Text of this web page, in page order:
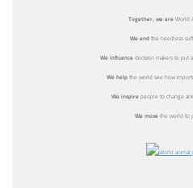
Together, we are World
We end the needless
We influence decision makers to put
We help the world see how
We inspire people to change
We move the world to